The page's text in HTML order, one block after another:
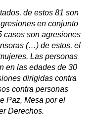
de estos 81 son
en conjunto
casos son agresiones
(…) de estos, el
Las personas
en las edades de 30
dirigidas contra
contra personas
Paz, Mesa por el
Derechos.